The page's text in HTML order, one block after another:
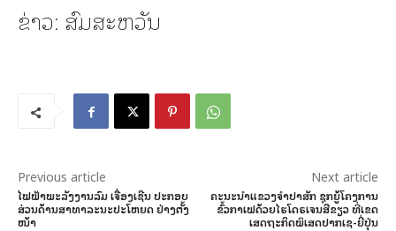
ຂ່າວ: ສົມສະຫວັນ
Previous article
ໄຟຟ້າພະລັງງານລົມ ເຈື່ອງເຊີນ ປະກອບ
ສ່ວນດ້ານສາທາລະນະປະໂຫຍດ ຢ່າງຕັ້ງ
ໜ້າ
Next article
ຄະນະນຳແຂວງຈຳປາສັກ ຊຸກຍູ້ໂຄງການ
ຂົ້ວກາເຟດ້ວຍໄຮໂດຣເຈນສີຂຽວ ທີ່ເຂດ
ເສດຖະກິດພິເສດປາກເຊ-ຍີ່ປຸ່ນ